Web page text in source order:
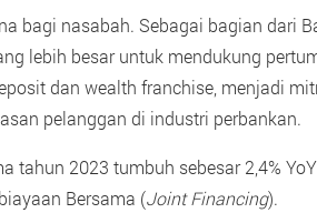
bagi nasabah. Sebagai bagian dari
lebih besar untuk mendukung
dan wealth franchise, menjadi
pelanggan di industri perbankan.
tahun 2023 tumbuh sebesar 2,4% YoY
Bersama (Joint Financing).